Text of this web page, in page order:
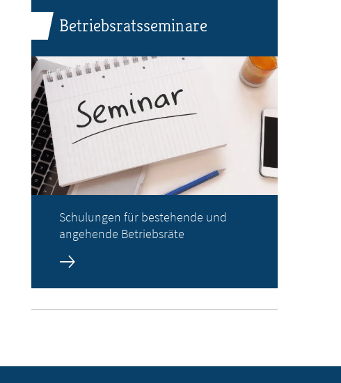
Betriebsratsseminare
Schulungen für bestehende und
angehende Betriebsräte